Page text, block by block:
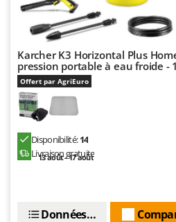
Karcher K3 Horizontal Plus
pression portable à eau froide -
Offert par AgriEuro
Disponibilité:14
Livraison gratuite
13 août - 17 août
Données techniques